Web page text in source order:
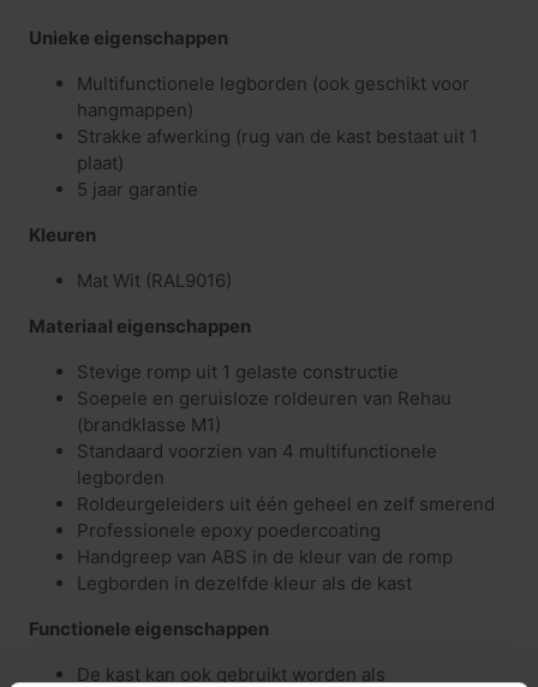
Unieke eigenschappen
Multifunctionele legborden (ook geschikt voor
hangmappen)
Strakke afwerking (rug van de kast bestaat uit 1
plaat)
5 jaar garantie
Kleuren
Mat Wit (RAL9016)
Materiaal eigenschappen
Stevige romp uit 1 gelaste constructie
Soepele en geruisloze roldeuren van Rehau
(brandklasse M1)
Standaard voorzien van 4 multifunctionele
legborden
Roldeurgeleiders uit één geheel en zelf smerend
Professionele epoxy poedercoating
Handgreep van ABS in de kleur van de romp
Legborden in dezelfde kleur als de kast
Functionele eigenschappen
De kast kan ook gebruikt worden als